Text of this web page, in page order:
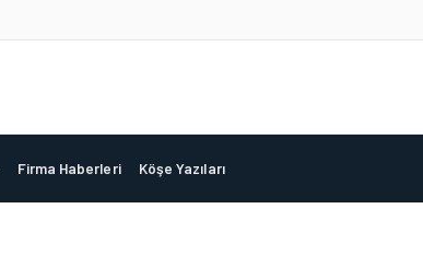
Firma Haberleri Köşe Yazıları